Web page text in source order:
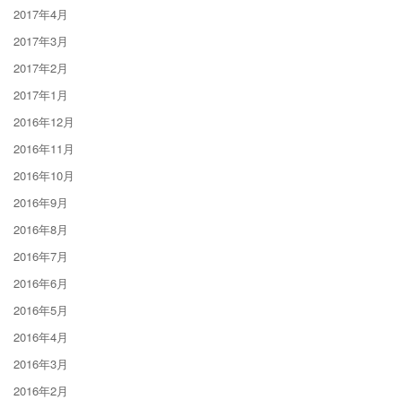
2017年4月
2017年3月
2017年2月
2017年1月
2016年12月
2016年11月
2016年10月
2016年9月
2016年8月
2016年7月
2016年6月
2016年5月
2016年4月
2016年3月
2016年2月